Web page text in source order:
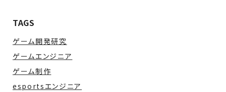
TAGS
ゲーム開発研究
ゲームエンジニア
ゲーム制作
esportsエンジニア